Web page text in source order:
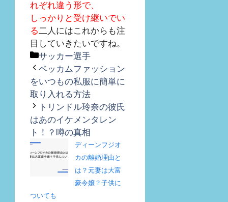
れぞれ違う形で、
しっかりと受け継いでい
る二人にはこれからも注
目していきたいですね。
カ
テ
ゴ
リ
ー
サッカー選手
ベッカムファッション
をいつもの私服に簡単に
取り入れる方法
トリンドル玲奈の彼氏
はあのイケメンタレン
ト！？噂の真相
ディーンフジオ
カの離婚理由と
は？元妻は大富
豪令嬢？子供に
ついても